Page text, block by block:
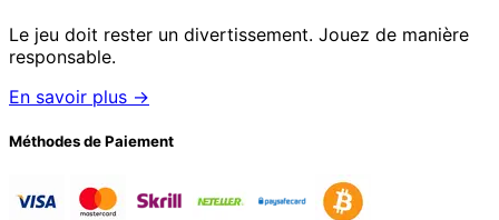
Le jeu doit rester un divertissement. Jouez de manière
responsable.
En savoir plus →
Méthodes de Paiement